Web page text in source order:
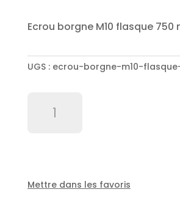
Ecrou borgne M10 flasque 750
UGS : ecrou-borgne-m10-
750
Mettre dans les favoris